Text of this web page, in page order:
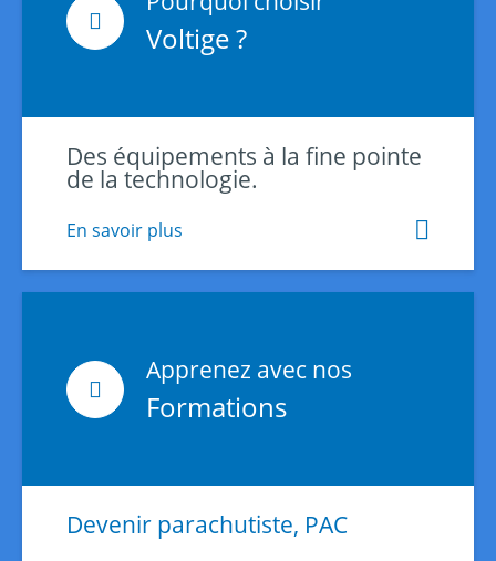
Voltige ?
Des équipements à la fine pointe
de la technologie.
En savoir plus
Apprenez avec nos
Formations
Devenir parachutiste, PAC